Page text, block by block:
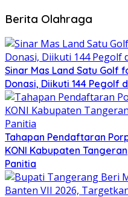
Berita Olahraga
Sinar Mas Land Satu Golf
Donasi, Diikuti 144 Pegolf
Tahapan Pendaftaran
KONI Kabupaten
Panitia